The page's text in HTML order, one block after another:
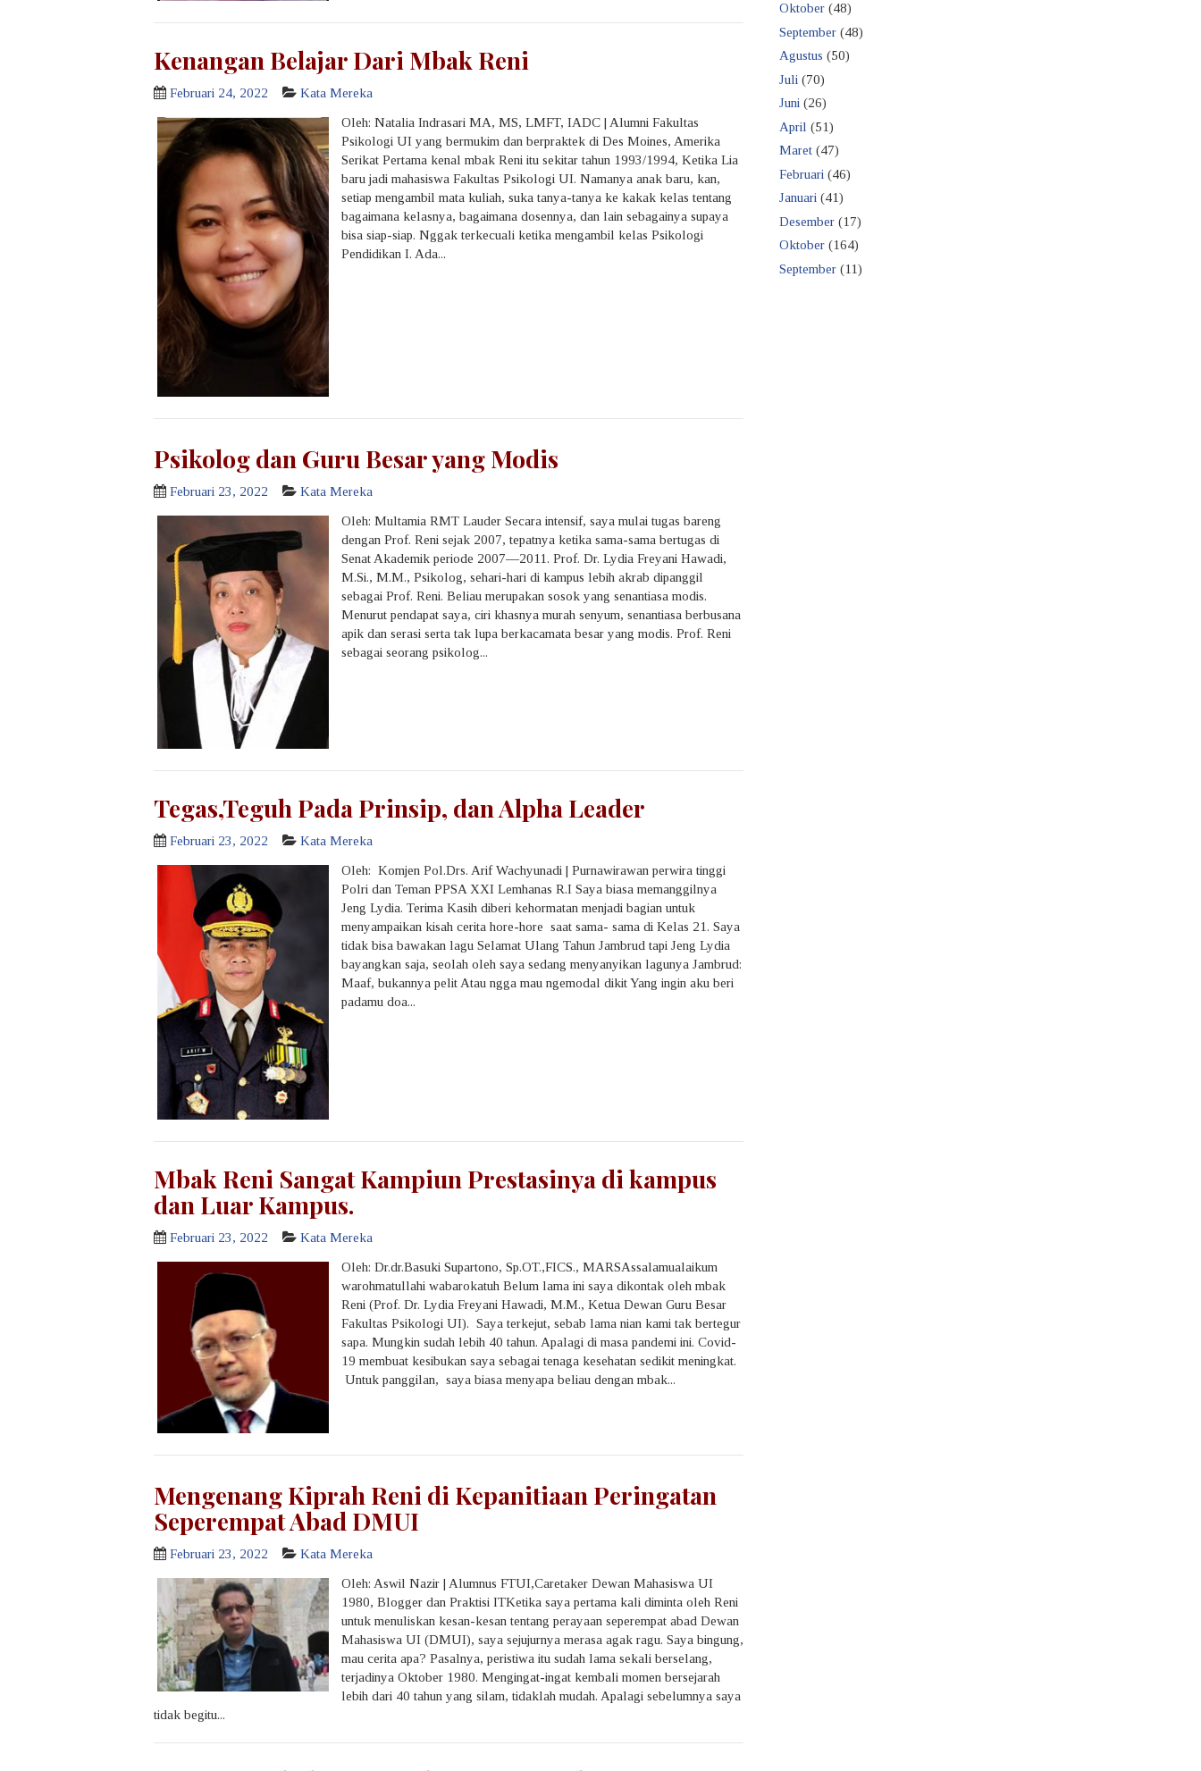
Kenangan Belajar Dari Mbak Reni
Februari 24, 2022 Kata Mereka
Oleh: Natalia Indrasari MA, MS, LMFT, IADC | Alumni Fakultas
Psikologi UI yang bermukim dan berpraktek di Des Moines, Amerika
Serikat Pertama kenal mbak Reni itu sekitar tahun 1993/1994, Ketika Lia
baru jadi mahasiswa Fakultas Psikologi UI. Namanya anak baru, kan,
setiap mengambil mata kuliah, suka tanya-tanya ke kakak kelas tentang
bagaimana kelasnya, bagaimana dosennya, dan lain sebagainya supaya
bisa siap-siap. Nggak terkecuali ketika mengambil kelas Psikologi
Pendidikan I. Ada...
Psikolog dan Guru Besar yang Modis
Februari 23, 2022 Kata Mereka
Oleh: Multamia RMT Lauder Secara intensif, saya mulai tugas bareng
dengan Prof. Reni sejak 2007, tepatnya ketika sama-sama bertugas di
Senat Akademik periode 2007—2011. Prof. Dr. Lydia Freyani Hawadi,
M.Si., M.M., Psikolog, sehari-hari di kampus lebih akrab dipanggil
sebagai Prof. Reni. Beliau merupakan sosok yang senantiasa modis.
Menurut pendapat saya, ciri khasnya murah senyum, senantiasa berbusana
apik dan serasi serta tak lupa berkacamata besar yang modis. Prof. Reni
sebagai seorang psikolog...
Tegas,Teguh Pada Prinsip, dan Alpha Leader
Februari 23, 2022 Kata Mereka
Oleh: Komjen Pol.Drs. Arif Wachyunadi | Purnawirawan perwira tinggi
Polri dan Teman PPSA XXI Lemhanas R.I Saya biasa memanggilnya
Jeng Lydia. Terima Kasih diberi kehormatan menjadi bagian untuk
menyampaikan kisah cerita hore-hore saat sama- sama di Kelas 21. Saya
tidak bisa bawakan lagu Selamat Ulang Tahun Jambrud tapi Jeng Lydia
bayangkan saja, seolah oleh saya sedang menyanyikan lagunya Jambrud:
Maaf, bukannya pelit Atau ngga mau ngemodal dikit Yang ingin aku beri
padamu doa...
Mbak Reni Sangat Kampiun Prestasinya di kampus
dan Luar Kampus.
Februari 23, 2022 Kata Mereka
Oleh: Dr.dr.Basuki Supartono, Sp.OT.,FICS., MARSAssalamualaikum
warohmatullahi wabarokatuh Belum lama ini saya dikontak oleh mbak
Reni (Prof. Dr. Lydia Freyani Hawadi, M.M., Ketua Dewan Guru Besar
Fakultas Psikologi UI). Saya terkejut, sebab lama nian kami tak bertegur
sapa. Mungkin sudah lebih 40 tahun. Apalagi di masa pandemi ini. Covid-
19 membuat kesibukan saya sebagai tenaga kesehatan sedikit meningkat.
Untuk panggilan, saya biasa menyapa beliau dengan mbak...
Mengenang Kiprah Reni di Kepanitiaan Peringatan
Seperempat Abad DMUI
Februari 23, 2022 Kata Mereka
Oleh: Aswil Nazir | Alumnus FTUI,Caretaker Dewan Mahasiswa UI
1980, Blogger dan Praktisi ITKetika saya pertama kali diminta oleh Reni
untuk menuliskan kesan-kesan tentang perayaan seperempat abad Dewan
Mahasiswa UI (DMUI), saya sejujurnya merasa agak ragu. Saya bingung,
mau cerita apa? Pasalnya, peristiwa itu sudah lama sekali berselang,
terjadinya Oktober 1980. Mengingat-ingat kembali momen bersejarah
lebih dari 40 tahun yang silam, tidaklah mudah. Apalagi sebelumnya saya
tidak begitu...
Oktober (48)
September (48)
Agustus (50)
Juli (70)
Juni (26)
April (51)
Maret (47)
Februari (46)
Januari (41)
Desember (17)
Oktober (164)
September (11)